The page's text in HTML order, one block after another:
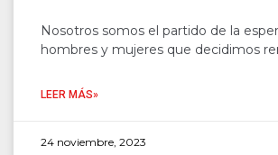
Nosotros somos el partido de la
hombres y mujeres que decidimos
LEER MÁS»
24 noviembre, 2023